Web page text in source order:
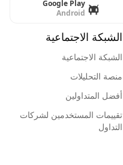
Google Play
Android
الشبكة الاجتماعية
الشبكة الاجتماعية
منصة التحليلات
أفضل المتداولين
تقييمات المستخدمين لشركات
التداول